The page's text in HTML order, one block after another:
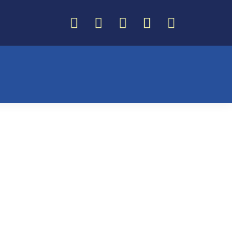
FacebookInstagram
TwitterYouTubeWhatsapp